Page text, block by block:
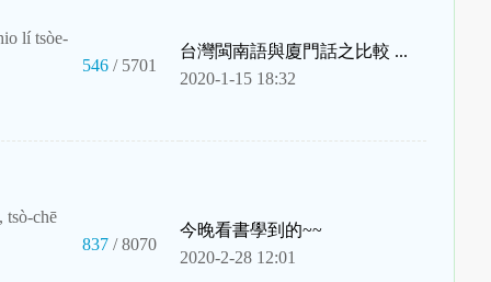
lí tsòe-
546/ 5701
台灣閩南語與廈門話之比較 ...
2020-1-15 18:32
tsò-chē
837/ 8070
今晚看書學到的~~
2020-2-28 12:01